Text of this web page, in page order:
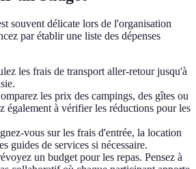
souvent délicate lors de l'organisation
par établir une liste des dépenses
les frais de transport aller-retour jusqu'à
les prix des campings, des gîtes ou
également à vérifier les réductions pour les
vous sur les frais d'entrée, la location
guides de services si nécessaire.
un budget pour les repas. Pensez à